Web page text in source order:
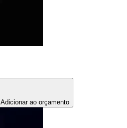
Adicionar ao orçamento